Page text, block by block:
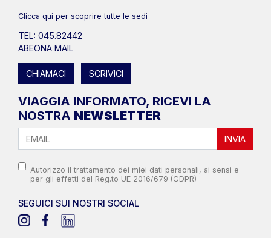
Clicca qui per scoprire tutte le sedi
TEL: 045.82442
ABEONA MAIL
CHIAMACI SCRIVICI
VIAGGIA INFORMATO, RICEVI LA
NOSTRA NEWSLETTER
INVIA
Autorizzo il trattamento dei miei dati personali, ai sensi e
per gli effetti del Reg.to UE 2016/679 (GDPR)
SEGUICI SUI NOSTRI SOCIAL